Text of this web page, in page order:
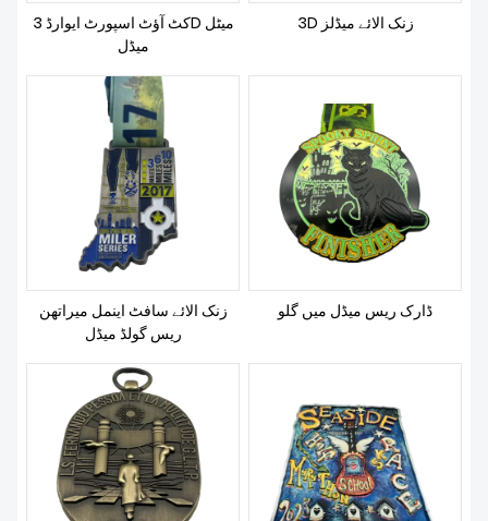
کٹ آؤٹ اسپورٹ ایوارڈ 3D میٹل
میڈل
3D زنک الائے میڈلز
زنک الائے سافٹ اینمل میراتھن
ریس گولڈ میڈل
ڈارک ریس میڈل میں گلو